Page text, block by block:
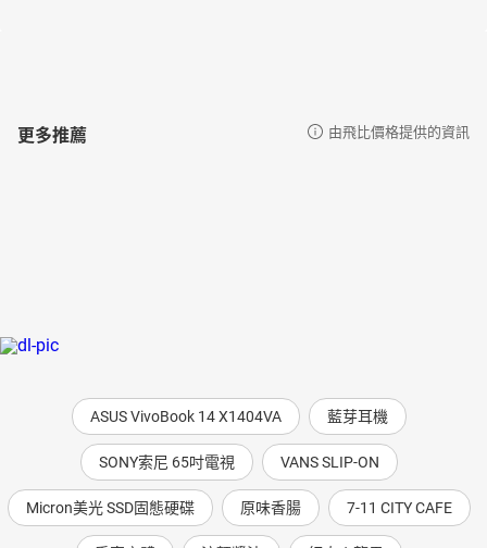
更多推薦 由飛比價格提供的資訊
ASUS VivoBook 14 X1404VA 藍芽耳機
SONY索尼 65吋電視 VANS SLIP-ON
Micron美光 SSD固態硬碟 原味香腸 7-11 CITY CAFE